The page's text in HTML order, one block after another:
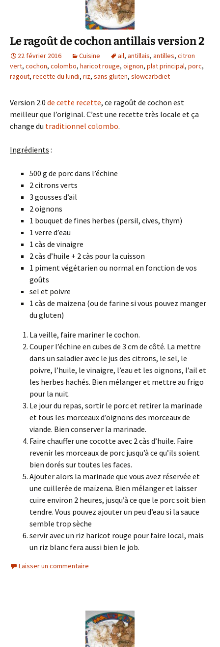
Le ragoût de cochon antillais version 2
22 février 2016 Cuisine ail, antillais, antilles, citron
vert, cochon, colombo, haricot rouge, oignon, plat principal, porc,
ragout, recette du lundi, riz, sans gluten, slowcarbdiet
Version 2.0 de cette recette, ce ragoût de cochon est
meilleur que l’original. C’est une recette très locale et ça
change du traditionnel colombo.
Ingrédients :
500 g de porc dans l’échine
2 citrons verts
3 gousses d’ail
2 oignons
1 bouquet de fines herbes (persil, cives, thym)
1 verre d’eau
1 càs de vinaigre
2 càs d’huile + 2 càs pour la cuisson
1 piment végétarien ou normal en fonction de vos
goûts
sel et poivre
1 càs de maizena (ou de farine si vous pouvez manger
du gluten)
La veille, faire mariner le cochon.
Couper l’échine en cubes de 3 cm de côté. La mettre
dans un saladier avec le jus des citrons, le sel, le
poivre, l’huile, le vinaigre, l’eau et les oignons, l’ail et
les herbes hachés. Bien mélanger et mettre au frigo
pour la nuit.
Le jour du repas, sortir le porc et retirer la marinade
et tous les morceaux d’oignons des morceaux de
viande. Bien conserver la marinade.
Faire chauffer une cocotte avec 2 càs d’huile. Faire
revenir les morceaux de porc jusqu’à ce qu’ils soient
bien dorés sur toutes les faces.
Ajouter alors la marinade que vous avez réservée et
une cuillerée de maïzena. Bien mélanger et laisser
cuire environ 2 heures, jusqu’à ce que le porc soit bien
tendre. Vous pouvez ajouter un peu d’eau si la sauce
semble trop sèche
servir avec un riz haricot rouge pour faire local, mais
un riz blanc fera aussi bien le job.
Laisser un commentaire